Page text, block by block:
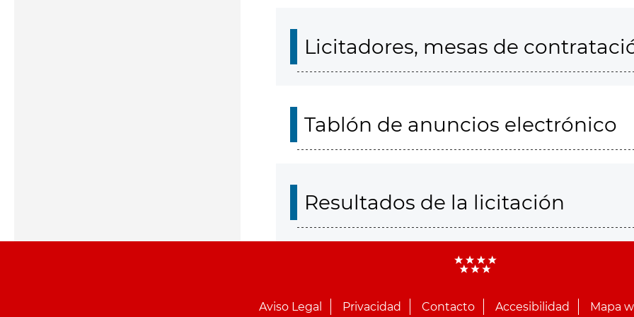
Licitadores, mesas de
Tablón de anuncios electrónico
Resultados de la licitación
Aviso Legal Privacidad Contacto Accesibilidad Mapa